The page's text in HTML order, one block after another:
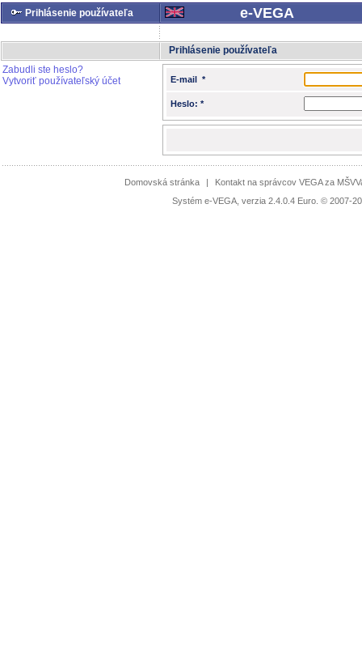
Prihlásenie používateľa e-VEGA
Prihlásenie používateľa
Zabudli ste heslo?
Vytvoriť používateľský účet
E-mail *
Heslo: *
Domovská stránka |
Kontakt na správcov VEGA za
Systém e-VEGA, verzia 2.4.0.4 Euro. © 2007-